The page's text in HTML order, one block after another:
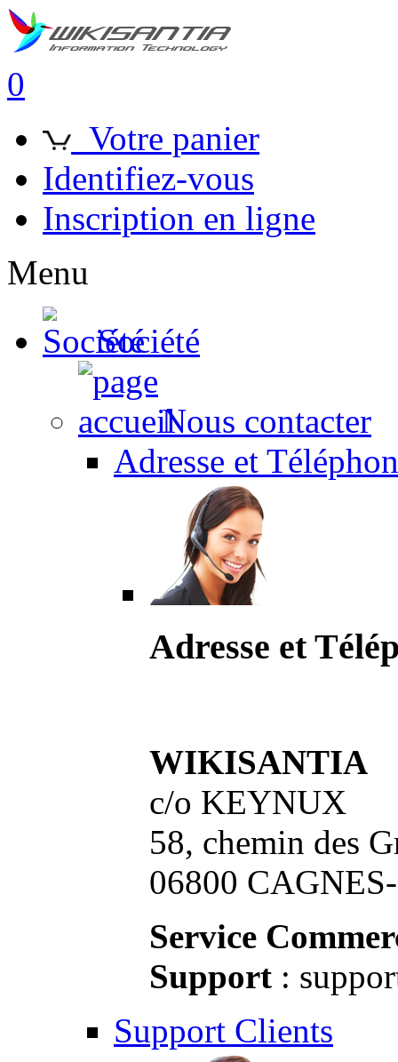
0
Votre panier
Identifiez-vous
Inscription en ligne
Menu
Société
Nous contacter
Adresse et
Adresse et
WIKISANTIA
c/o KEYNUX
58, chemin des
06800
Service
Support :
Support Clients